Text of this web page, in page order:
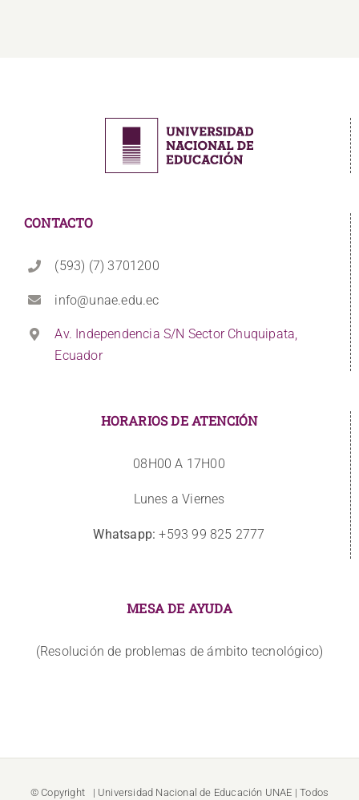
CONTACTO
(593) (7) 3701200
info@unae.edu.ec
Av. Independencia S/N Sector Chuquipata,
Ecuador
HORARIOS DE ATENCIÓN
08H00 A 17H00
Lunes a Viernes
Whatsapp: +593 99 825 2777
MESA DE AYUDA
(Resolución de problemas de ámbito tecnológico)
© Copyright | Universidad Nacional de Educación UNAE | Todos